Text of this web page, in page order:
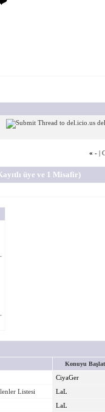
« - |
üye ve 1 Misafir)
Konuyu
CiyaGer
Listesi
LaL
LaL